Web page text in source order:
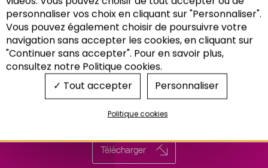
Recherche
Télécharger
personnaliser vos choix en cliquant sur "Personnaliser".
Vous pouvez également choisir de poursuivre votre
navigation sans accepter les cookies, en cliquant sur
"Continuer sans accepter". Pour en savoir plus,
consultez notre Politique cookies.
Tout accepter
Personnaliser
Politique cookies